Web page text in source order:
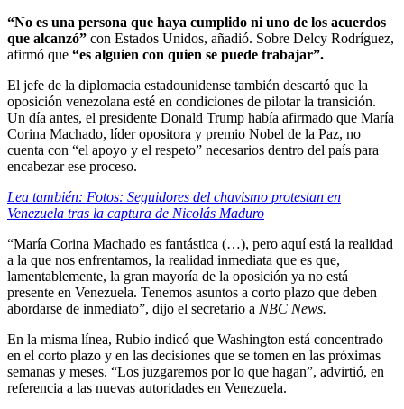
“No es una persona que haya cumplido ni uno de los acuerdos
que alcanzó” con Estados Unidos, añadió. Sobre Delcy Rodríguez,
afirmó que “es alguien con quien se puede trabajar”.
El jefe de la diplomacia estadounidense también descartó que la
oposición venezolana esté en condiciones de pilotar la transición.
Un día antes, el presidente Donald Trump había afirmado que María
Corina Machado, líder opositora y premio Nobel de la Paz, no
cuenta con “el apoyo y el respeto” necesarios dentro del país para
encabezar ese proceso.
Lea también: Fotos: Seguidores del chavismo protestan en
Venezuela tras la captura de Nicolás Maduro
“María Corina Machado es fantástica (…), pero aquí está la realidad
a la que nos enfrentamos, la realidad inmediata que es que,
lamentablemente, la gran mayoría de la oposición ya no está
presente en Venezuela. Tenemos asuntos a corto plazo que deben
abordarse de inmediato”, dijo el secretario a NBC News.
En la misma línea, Rubio indicó que Washington está concentrado
en el corto plazo y en las decisiones que se tomen en las próximas
semanas y meses. “Los juzgaremos por lo que hagan”, advirtió, en
referencia a las nuevas autoridades en Venezuela.